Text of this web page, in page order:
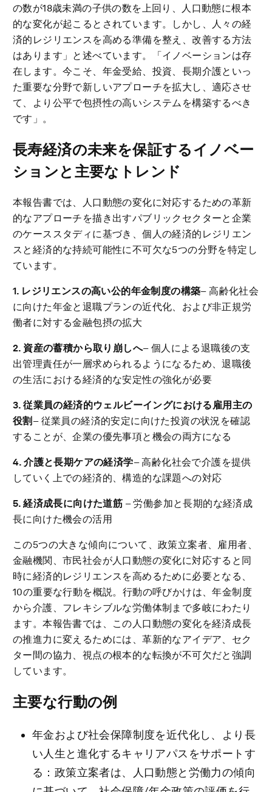
の数が18歳未満の子供の数を上回り、人口動態に根本
的な変化が起こるとされています。しかし、人々の経
済的レジリエンスを高める準備を整え、改善する方法
はあります」と述べています。「イノベーションは存
在します。今こそ、年金受給、投資、長期介護といっ
た重要な分野で新しいアプローチを拡大し、適応させ
て、より公平で包摂性の高いシステムを構築するべき
です」。
長寿経済の未来を保証するイノベー
ションと主要なトレンド
本報告書では、人口動態の変化に対応するための革新
的なアプローチを描き出すパブリックセクターと企業
のケーススタディに基づき、個人の経済的レジリエン
スと経済的な持続可能性に不可欠な5つの分野を特定し
ています。
1. レジリエンスの高い公的年金制度の構築– 高齢化社会
に向けた年金と退職プランの近代化、および非正規労
働者に対する金融包摂の拡大
2. 資産の蓄積から取り崩しへ– 個人による退職後の支
出管理責任が一層求められるようになるため、退職後
の生活における経済的な安定性の強化が必要
3. 従業員の経済的ウェルビーイングにおける雇用主の
役割 – 従業員の経済的安定に向けた投資の状況を確認
することが、企業の優先事項と機会の両方になる
4. 介護と長期ケアの経済学– 高齢化社会で介護を提供
していく上での経済的、構造的な課題への対応
5. 経済成長に向けた道筋 – 労働参加と長期的な経済成
長に向けた機会の活用
この5つの大きな傾向について、政策立案者、雇用者、
金融機関、市民社会が人口動態の変化に対応すると同
時に経済的レジリエンスを高めるために必要となる、
10の重要な行動を概説。行動の呼びかけは、年金制度
から介護、フレキシブルな労働体制まで多岐にわたり
ます。本報告書では、この人口動態の変化を経済成長
の推進力に変えるためには、革新的なアイデア、セク
ター間の協力、視点の根本的な転換が不可欠だと強調
しています。
主要な行動の例
年金および社会保障制度を近代化し、より長
い人生と進化するキャリアパスをサポートす
る：政策立案者は、人口動態と労働力の傾向